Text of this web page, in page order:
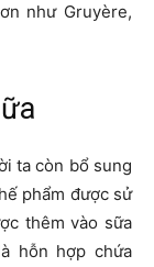
như Gruyère,
ta còn bổ sung
phẩm được sử
thêm vào sữa
hỗn hợp chứa